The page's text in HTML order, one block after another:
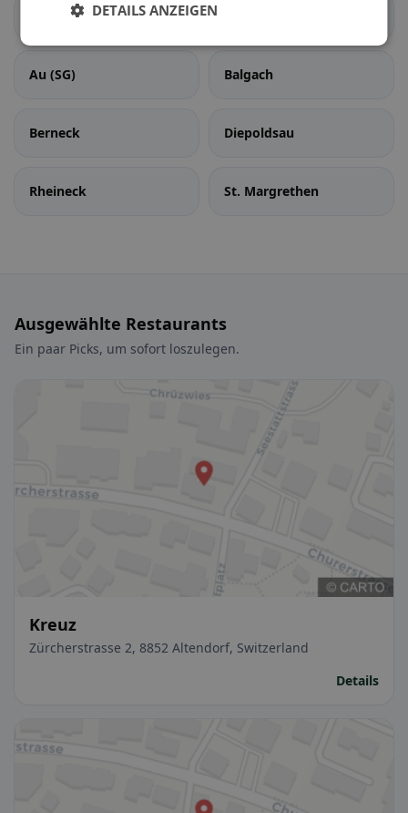
Tübach
Au (SG) Balgach
Berneck Diepoldsau
Rheineck St. Margrethen
Ausgewählte Restaurants
Ein paar Picks, um sofort loszulegen.
Kreuz
Zürcherstrasse 2, 8852 Altendorf, Switzerland
Details
DETAILS ANZEIGEN